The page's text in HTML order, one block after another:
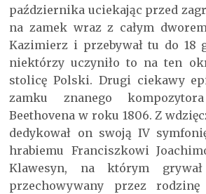
października uciekając przed
na zamek wraz z całym
Kazimierz i przebywał tu do 18
niektórzy uczyniło to na ten
stolicę Polski. Drugi ciekawy
zamku znanego
Beethovena w roku 1806. Z
dedykował on swoją IV
hrabiemu Franciszkowi
Klawesyn, na którym grywał
przechowywany przez